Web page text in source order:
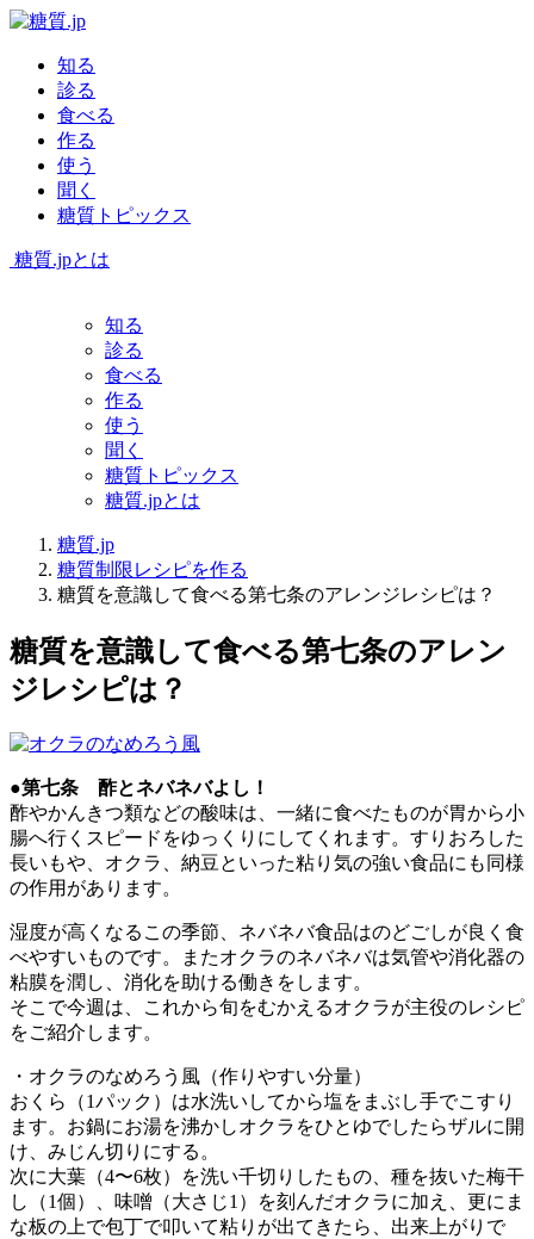
知る
診る
食べる
作る
使う
聞く
糖質トピックス
糖質.jpとは
知る
診る
食べる
作る
使う
聞く
糖質トピックス
糖質.jpとは
糖質.jp
糖質制限レシピを作る
糖質を意識して食べる第七条のアレンジレシピは？
糖質を意識して食べる第七条のアレン
ジレシピは？
●第七条 酢とネバネバよし！
酢やかんきつ類などの酸味は、一緒に食べたものが胃から小
腸へ行くスピードをゆっくりにしてくれます。すりおろした
長いもや、オクラ、納豆といった粘り気の強い食品にも同様
の作用があります。
湿度が高くなるこの季節、ネバネバ食品はのどごしが良く食
べやすいものです。またオクラのネバネバは気管や消化器の
粘膜を潤し、消化を助ける働きをします。
そこで今週は、これから旬をむかえるオクラが主役のレシピ
をご紹介します。
・オクラのなめろう風（作りやすい分量）
おくら（1パック）は水洗いしてから塩をまぶし手でこすり
ます。お鍋にお湯を沸かしオクラをひとゆでしたらザルに開
け、みじん切りにする。
次に大葉（4〜6枚）を洗い千切りしたもの、種を抜いた梅干
し（1個）、味噌（大さじ1）を刻んだオクラに加え、更にま
な板の上で包丁で叩いて粘りが出てきたら、出来上がりで